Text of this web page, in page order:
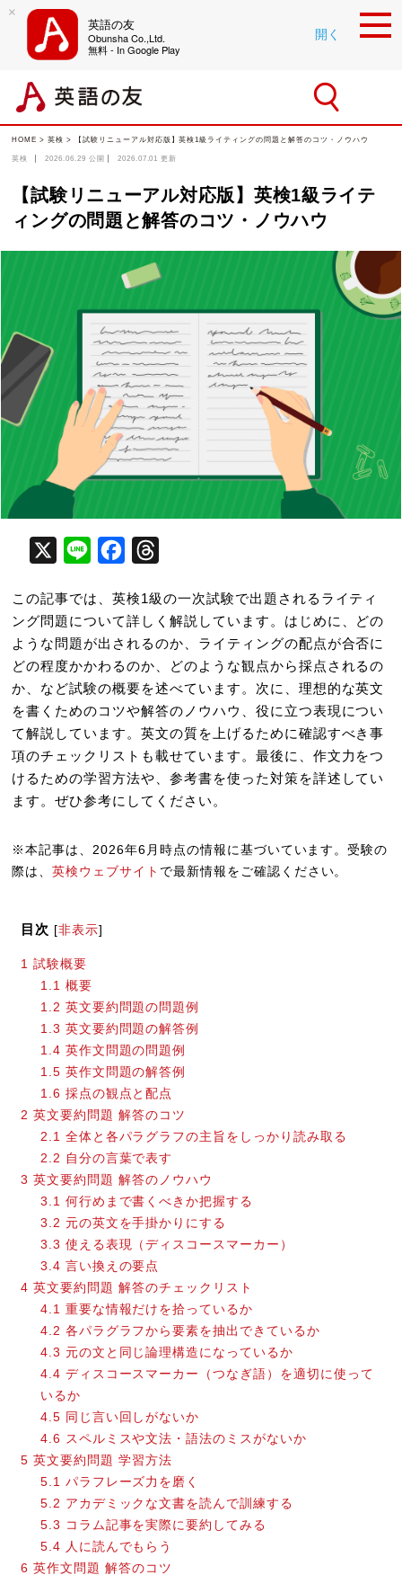
×
英語の友
Obunsha Co.,Ltd.
無料 - In Google Play
開く
HOME >英検 > 【試験リニューアル対応版】英検1級ライティングの問題と解答のコツ・ノウハウ
英検 2026.06.29 公開 2026.07.01 更新
【試験リニューアル対応版】英検1級ライテ
ィングの問題と解答のコツ・ノウハウ
X Line Facebook
この記事では、英検1級の一次試験で出題されるライティ
ング問題について詳しく解説しています。はじめに、どの
ような問題が出されるのか、ライティングの配点が合否に
どの程度かかわるのか、どのような観点から採点されるの
か、など試験の概要を述べています。次に、理想的な英文
を書くためのコツや解答のノウハウ、役に立つ表現につい
て解説しています。英文の質を上げるために確認すべき事
項のチェックリストも載せています。最後に、作文力をつ
けるための学習方法や、参考書を使った対策を詳述してい
ます。ぜひ参考にしてください。
※本記事は、2026年6月時点の情報に基づいています。受験の
際は、英検ウェブサイト で最新情報をご確認ください。
目次 [非表示]
1 試験概要
1.1 概要
1.2 英文要約問題の問題例
1.3 英文要約問題の解答例
1.4 英作文問題の問題例
1.5 英作文問題の解答例
1.6 採点の観点と配点
2 英文要約問題 解答のコツ
2.1 全体と各パラグラフの主旨をしっかり読み取る
2.2 自分の言葉で表す
3 英文要約問題 解答のノウハウ
3.1 何行めまで書くべきか把握する
3.2 元の英文を手掛かりにする
3.3 使える表現（ディスコースマーカー）
3.4 言い換えの要点
4 英文要約問題 解答のチェックリスト
4.1 重要な情報だけを拾っているか
4.2 各パラグラフから要素を抽出できているか
4.3 元の文と同じ論理構造になっているか
4.4 ディスコースマーカー（つなぎ語）を適切に使って
いるか
4.5 同じ言い回しがないか
4.6 スペルミスや文法・語法のミスがないか
5 英文要約問題 学習方法
5.1 パラフレーズ力を磨く
5.2 アカデミックな文書を読んで訓練する
5.3 コラム記事を実際に要約してみる
5.4 人に読んでもらう
6 英作文問題 解答のコツ